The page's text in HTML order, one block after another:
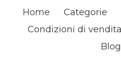
Home Categorie
Condizioni di vendita
Blog